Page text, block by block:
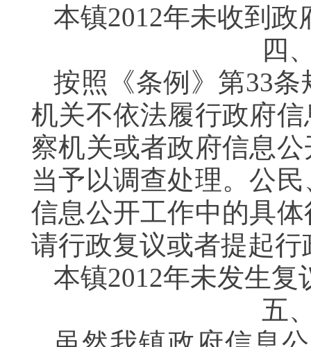
本镇2012年未收到
四
按照《条例》第33
机关不依法履行政府
察机关或者政府信息
当予以调查处理。公
信息公开工作中的具
请行政复议或者提起行
本镇2012年未发生
五